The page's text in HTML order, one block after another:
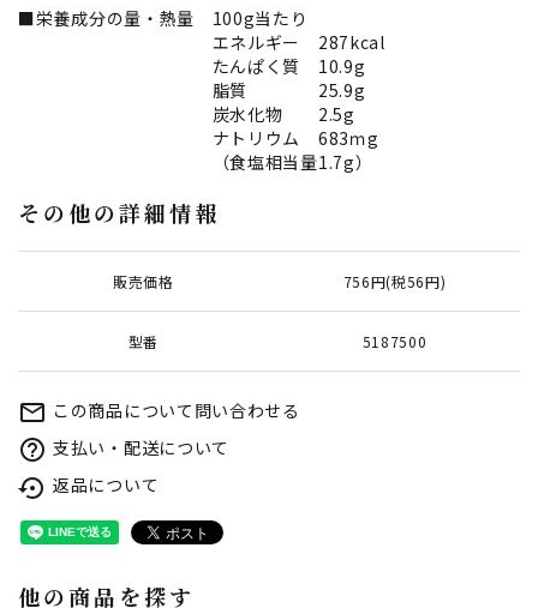
■栄養成分の量・熱量 100g当たり
エネルギー 287kcal
たんぱく質 10.9g
脂質 25.9g
炭水化物 2.5g
ナトリウム 683ｍg
（食塩相当量1.7g）
その他の詳細情報
販売価格 756円(税56円)
型番 5187500
mail_outline この商品について問い合わせる
help_outline 支払い・配送について
settings_backup_restore 返品について
他の商品を探す